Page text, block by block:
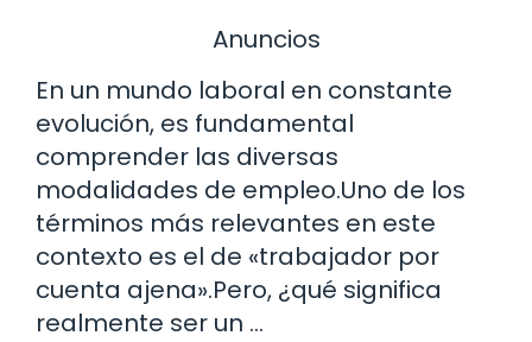
Anuncios
En un mundo laboral en constante
evolución, es fundamental
comprender las diversas
modalidades de empleo.Uno de los
términos más relevantes en este
contexto es el de «trabajador por
cuenta ajena».Pero, ¿qué significa
realmente ser un …